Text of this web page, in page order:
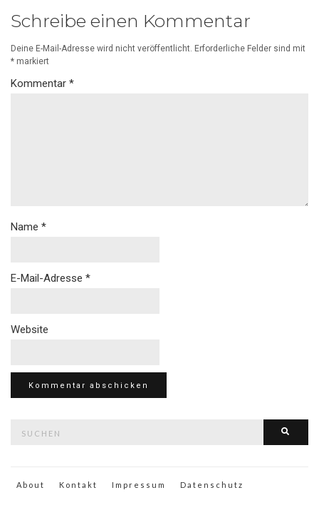
Schreibe einen Kommentar
Deine E-Mail-Adresse wird nicht veröffentlicht. Erforderliche Felder sind mit
* markiert
Kommentar *
Name *
E-Mail-Adresse *
Website
About Kontakt Impressum Datenschutz